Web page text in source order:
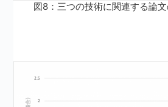
図8：三つの技術に関連する論